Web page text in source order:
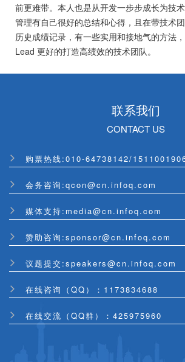
前更难带。本人也是从开发一步步成长为技
管理有自己很好的总结和心得，且在带技术
历史成绩记录，有一些实用和接地气的方法
Lead 更好的打造高绩效的技术团队。
联系我们
CONTACT US
购票热线:010-64738142/
会务咨询:qcon@cn.infoq.com
媒体支持:media@cn.infoq.com
赞助咨询:sponsor@cn.infoq.com
议题提交:speakers@cn.infoq.com
在线咨询（QQ）：1173834688
在线交流（QQ群）：425975960